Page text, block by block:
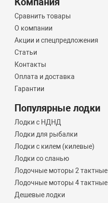
Сравнить товары
О компании
Акции и спецпредложения
Статьи
Контакты
Оплата и доставка
Гарантии
Популярные лодки
Лодки с НДНД
Лодки для рыбалки
Лодки с килем (килевые)
Лодки со сланью
Лодочные моторы 2 тактные
Лодочные моторы 4 тактные
Дешевые лодки